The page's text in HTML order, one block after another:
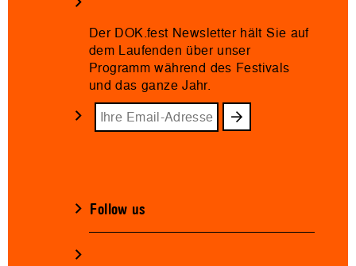
Der DOK.fest Newsletter hält Sie auf
dem Laufenden über unser
Programm während des Festivals
und das ganze Jahr.
Follow us